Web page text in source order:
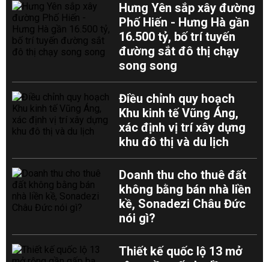
Hưng Yên sắp xây đường
Phố Hiến - Hưng Hà gần
16.500 tỷ, bố trí tuyến
đường sắt đô thị chạy
song song
Điều chỉnh quy hoạch
Khu kinh tế Vũng Áng,
xác định vị trí xây dựng
khu đô thị và du lịch
Doanh thu cho thuê đất
không bằng bán nhà liền
kề, Sonadezi Châu Đức
nói gì?
Thiết kế quốc lộ 13 mở